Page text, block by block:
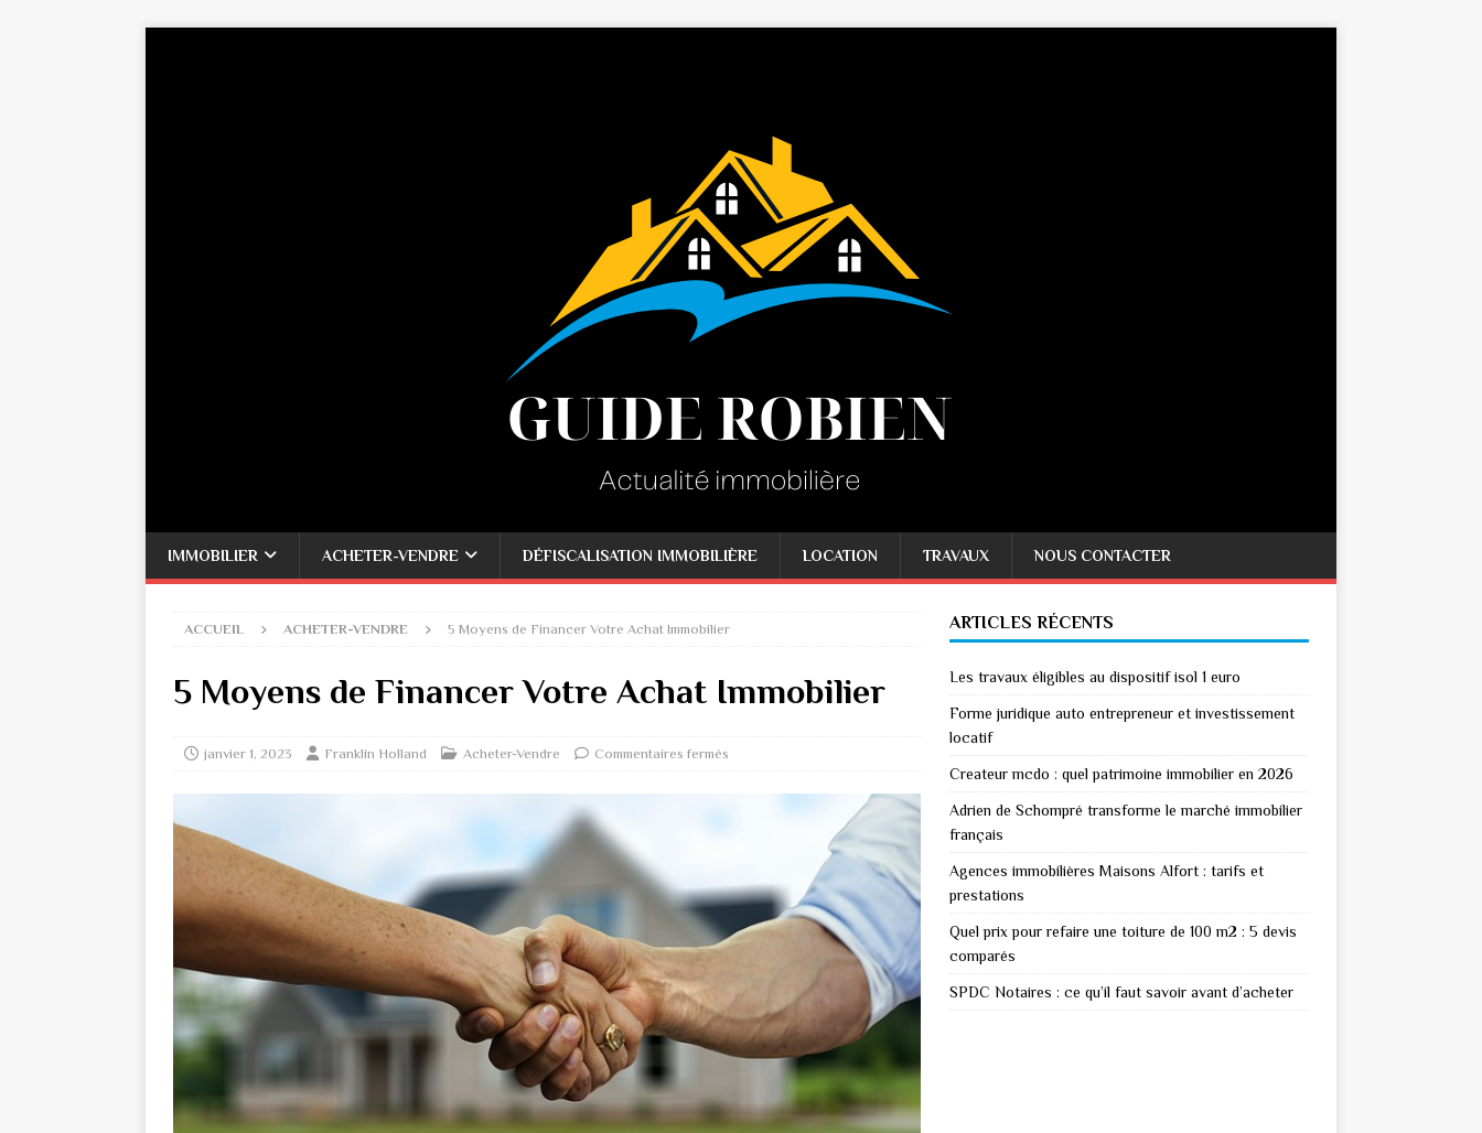
IMMOBILIER ACHETER-VENDRE DÉFISCALISATION IMMOBILIÈRE LOCATION TRAVAUX NOUS CONTACTER
ACCUEIL ACHETER-VENDRE 5 Moyens de Financer Votre Achat Immobilier
5 Moyens de Financer Votre Achat Immobilier
janvier 1, 2023 Franklin Holland Acheter-Vendre Commentaires fermés
ARTICLES RÉCENTS
Les travaux éligibles au dispositif isol 1 euro
Forme juridique auto entrepreneur et investissement
locatif
Createur mcdo : quel patrimoine immobilier en 2026
Adrien de Schompré transforme le marché immobilier
français
Agences immobilières Maisons Alfort : tarifs et
prestations
Quel prix pour refaire une toiture de 100 m2 : 5 devis
comparés
SPDC Notaires : ce qu’il faut savoir avant d’acheter